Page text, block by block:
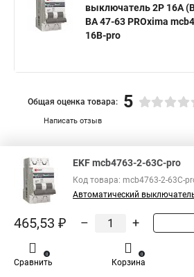
выключатель 2P 16А
ВА 47-63 PROxima
16B-pro
Написать отзыв
Общая оценка товара: 5
EKF mcb4763-2-63C-pro
Код товара: mcb4763-2-63C-
Автоматический
465,53 ₽ – +
Сравнить
0
Корзина
0